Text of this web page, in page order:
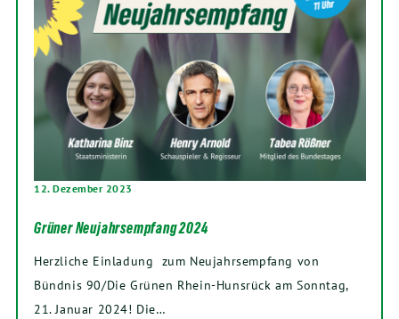
12. Dezember 2023
Grüner Neujahrsempfang 2024
Herzliche Einladung zum Neujahrsempfang von
Bündnis 90/Die Grünen Rhein-Hunsrück am Sonntag,
21. Januar 2024! Die…